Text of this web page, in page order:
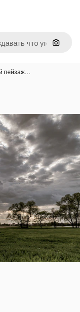
Поиск
пейзаж…